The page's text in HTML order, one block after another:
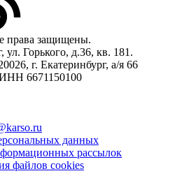
права защищены.
ул. Горького, д.36, кв. 181.
г. Екатеринбург, а/я 66
6671150100
данных
рассылок
файлов cookies